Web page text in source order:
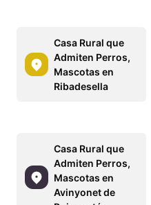
Casa Rural que
Admiten Perros,
Mascotas en
Ribadesella
Casa Rural que
Admiten Perros,
Mascotas en
Avinyonet de